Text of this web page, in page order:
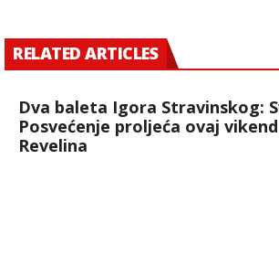
RELATED ARTICLES
Dva baleta Igora Stravinskog:
Posvećenje proljeća ovaj
Revelina